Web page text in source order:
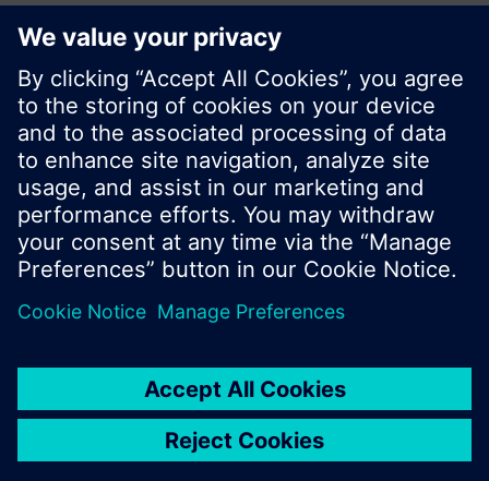
© Siemens Switzerland Ltd. Building Technologies
Division - 2016
A termékválaszték és az árak országonként
Biztonsági előírás
A felhasználás feltételei